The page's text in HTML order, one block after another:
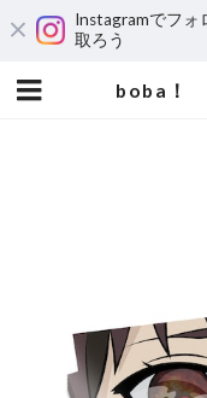
Instagramでフォ
取ろう